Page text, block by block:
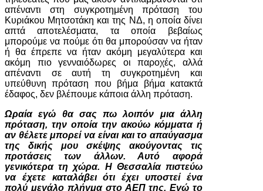
απέναντι στη συγκροτημένη πρόταση του
Κυριάκου Μητσοτάκη και της ΝΔ, η οποία δίνει
απτά αποτελέσματα, τα οποία βεβαίως
μπορούμε να πούμε ότι θα μπορούσαν να ήταν
ή θα έπρεπε να ήταν ακόμη μεγαλύτερα και
ακόμη πιο γενναιόδωρες οι παροχές, αλλά
απέναντι σε αυτή τη συγκροτημένη και
υπεύθυνη πρόταση που βήμα βήμα κατακτά
έδαφος, δεν βλέπουμε κάποια άλλη πρόταση.
Ωραία εγώ θα σας πω λοιπόν μια άλλη
πρόταση, την οποία την ακούω κόμματα ή
αν θέλετε μπορεί να είναι και το απαύγασμα
της δικής μου σκέψης ακούγοντας τις
προτάσεις των άλλων. Αυτό αφορά
γενικότερα τη χώρα. Η Θεσσαλία πιστεύω
να έχετε καταλάβει ότι έχει υποστεί ένα
πολύ μεγάλο πλήγμα στο ΑΕΠ της. Εγώ το